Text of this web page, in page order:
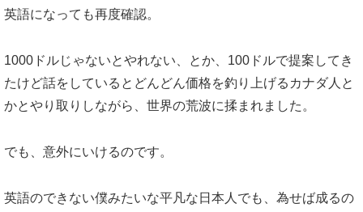
英語になっても再度確認。
1000ドルじゃないとやれない、とか、100ドルで提案してき
たけど話をしているとどんどん価格を釣り上げるカナダ人と
かとやり取りしながら、世界の荒波に揉まれました。
でも、意外にいけるのです。
英語のできない僕みたいな平凡な日本人でも、為せば成るの